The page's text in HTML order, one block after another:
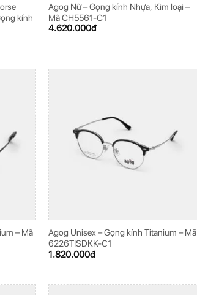
kính
Agog Nữ – Gọng kính Nhựa, Kim loại –
Mã CH5561-C1
4.620.000đ
– Mã
Agog Unisex – Gọng kính Titanium – Mã
6226TISDKK-C1
1.820.000đ